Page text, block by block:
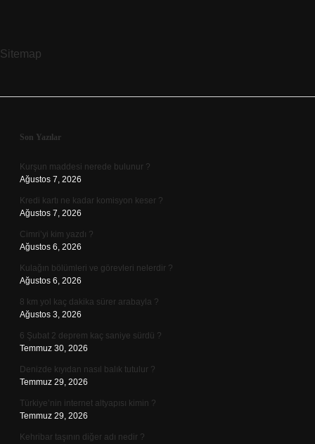
Sitemap
Sidebar
Son Yazılar
Kurşun maddesi nerede bulunur ?
Ağustos 7, 2026
Kredi kartı ne kadar komisyon keser ?
Ağustos 7, 2026
Cimri’yi kim yazdı ?
Ağustos 6, 2026
Kulağın bölümleri ve görevleri nelerdir ?
Ağustos 6, 2026
8 km yol kaç dakika sürer arabayla ?
Ağustos 3, 2026
6 Şubat 2 deprem kaç saniye sürdü ?
Temmuz 30, 2026
Denizde kıyıdan nasıl balık tutulur ?
Temmuz 29, 2026
Türkiye’nin internet altyapısı kimin ?
Temmuz 29, 2026
Kehribar taşının diğer adı nedir ?